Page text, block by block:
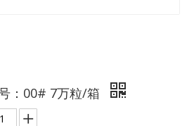
：00# 7万粒/箱